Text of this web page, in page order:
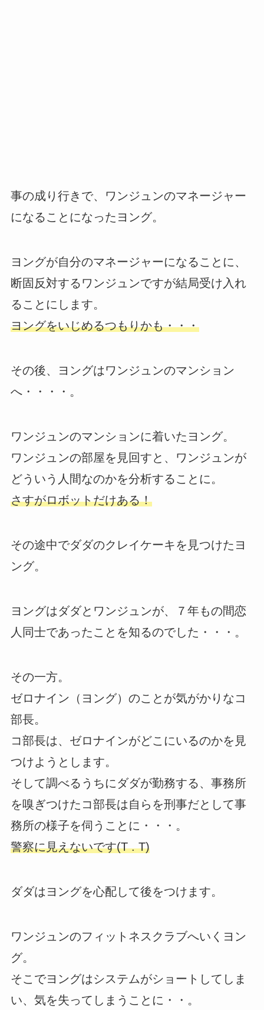
事の成り行きで、ワンジュンのマネージャー
になることになったヨング。
ヨングが自分のマネージャーになることに、
断固反対するワンジュンですが結局受け入れ
ることにします。
ヨングをいじめるつもりかも・・・
その後、ヨングはワンジュンのマンション
へ・・・・。
ワンジュンのマンションに着いたヨング。
ワンジュンの部屋を見回すと、ワンジュンが
どういう人間なのかを分析することに。
さすがロボットだけある！
その途中でダダのクレイケーキを見つけたヨ
ング。
ヨングはダダとワンジュンが、７年もの間恋
人同士であったことを知るのでした・・・。
その一方。
ゼロナイン（ヨング）のことが気がかりなコ
部長。
コ部長は、ゼロナインがどこにいるのかを見
つけようとします。
そして調べるうちにダダが勤務する、事務所
を嗅ぎつけたコ部長は自らを刑事だとして事
務所の様子を伺うことに・・・。
警察に見えないです(T . T)
ダダはヨングを心配して後をつけます。
ワンジュンのフィットネスクラブへいくヨン
グ。
そこでヨングはシステムがショートしてしま
い、気を失ってしまうことに・・。